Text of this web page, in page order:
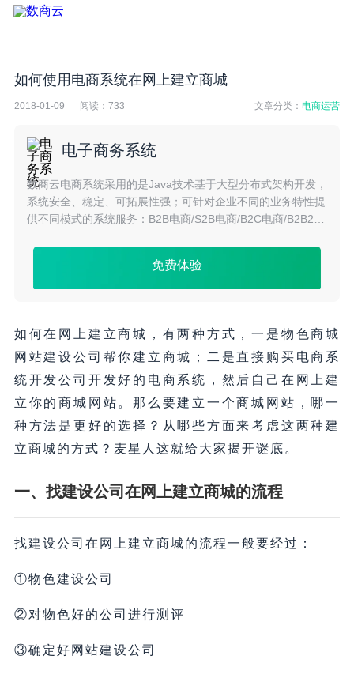
如何使用电商系统在网上建立商城
2018-01-09 阅读： 733 文章分类：电商运营
电子商务系统
数商云电商系统采用的是Java技术基于大型分布式架构开发，
系统安全、稳定、可拓展性强；可针对企业不同的业务特性提
供不同模式的系统服务：B2B电商/S2B电商/B2C电商/B2B2C
免费体验
如何在网上建立商城，有两种方式，一是物色商城
网站建设公司帮你建立商城；二是直接购买电商系
统开发公司开发好的电商系统，然后自己在网上建
立你的商城网站。那么要建立一个商城网站，哪一
种方法是更好的选择？从哪些方面来考虑这两种建
立商城的方式？麦星人这就给大家揭开谜底。
一、找建设公司在网上建立商城的流程
找建设公司在网上建立商城的流程一般要经过：
①物色建设公司
②对物色好的公司进行测评
③确定好网站建设公司